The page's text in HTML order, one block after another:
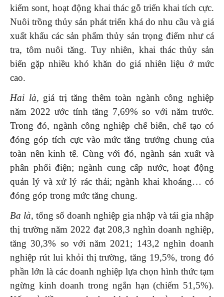
kiểm sont, hoạt động khai thác gỗ triển khai tích cực.
Nuôi trồng thủy sản phát triển khá do nhu cầu và giá
xuất khẩu các sản phẩm thủy sản trọng điểm như cá
tra, tôm nuôi tăng. Tuy nhiên, khai thác thủy sản
biển gặp nhiều khó khăn do giá nhiên liệu ở mức
cao.
Hai là, giá trị tăng thêm toàn ngành công nghiệp
năm 2022 ước tính tăng 7,69% so với năm trước.
Trong đó, ngành công nghiệp chế biến, chế tạo có
đóng góp tích cực vào mức tăng trưởng chung của
toàn nền kinh tế. Cùng với đó, ngành sản xuất và
phân phối điện; ngành cung cấp nước, hoạt động
quản lý và xử lý rác thải; ngành khai khoáng… có
đóng góp trong mức tăng chung.
Ba là, tổng số doanh nghiệp gia nhập và tái gia nhập
thị trường năm 2022 đạt 208,3 nghìn doanh nghiệp,
tăng 30,3% so với năm 2021; 143,2 nghìn doanh
nghiệp rút lui khỏi thị trường, tăng 19,5%, trong đó
phần lớn là các doanh nghiệp lựa chọn hình thức tạm
ngừng kinh doanh trong ngắn hạn (chiếm 51,5%).